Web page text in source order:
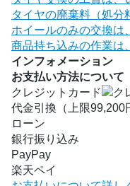
タイヤの廃棄料（処分
ホイールのみの交換は
商品持ち込みの作業は
インフォメーション
お支払い方法について
クレジットカード
代金引換（上限99,200
ローン
銀行振り込み
PayPay
楽天ペイ